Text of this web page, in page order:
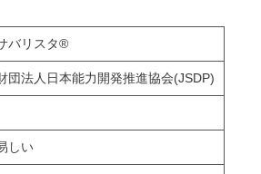
バリスタ®
団法人日本能力開発推進協会(JSDP)
しい